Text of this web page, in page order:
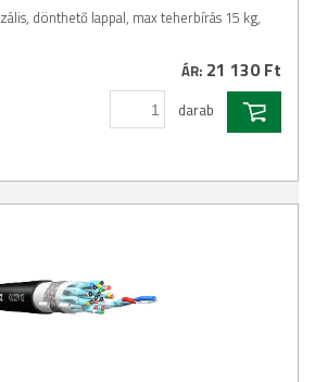
dönthető lappal, max teherbírás 15 kg,
ÁR: 21 130 Ft
darab